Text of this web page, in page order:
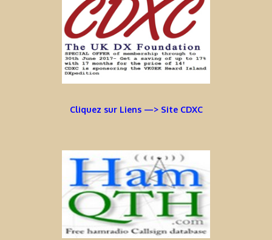
Cliquez sur Liens —> Site CDXC